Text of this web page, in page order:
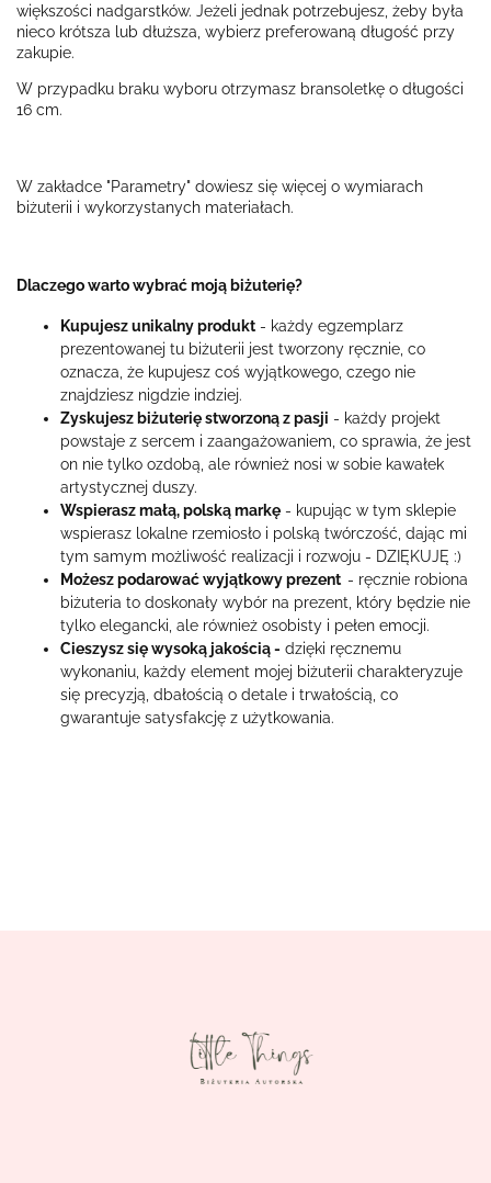
większości nadgarstków. Jeżeli jednak potrzebujesz, żeby była
nieco krótsza lub dłuższa, wybierz preferowaną długość przy
zakupie.
W przypadku braku wyboru otrzymasz bransoletkę o długości
16 cm.
W zakładce "Parametry" dowiesz się więcej o wymiarach
biżuterii i wykorzystanych materiałach.
Dlaczego warto wybrać moją biżuterię?
Kupujesz unikalny produkt - każdy egzemplarz
prezentowanej tu biżuterii jest tworzony ręcznie, co
oznacza, że kupujesz coś wyjątkowego, czego nie
znajdziesz nigdzie indziej.
Zyskujesz biżuterię stworzoną z pasji - każdy projekt
powstaje z sercem i zaangażowaniem, co sprawia, że jest
on nie tylko ozdobą, ale również nosi w sobie kawałek
artystycznej duszy.
Wspierasz małą, polską markę - kupując w tym sklepie
wspierasz lokalne rzemiosło i polską twórczość, dając mi
tym samym możliwość realizacji i rozwoju - DZIĘKUJĘ :)
Możesz podarować wyjątkowy prezent - ręcznie robiona
biżuteria to doskonały wybór na prezent, który będzie nie
tylko elegancki, ale również osobisty i pełen emocji.
Cieszysz się wysoką jakością - dzięki ręcznemu
wykonaniu, każdy element mojej biżuterii charakteryzuje
się precyzją, dbałością o detale i trwałością, co
gwarantuje satysfakcję z użytkowania.